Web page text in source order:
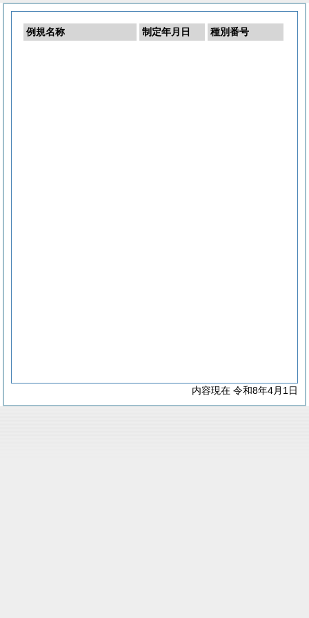
例規名称 制定年月日 種別番号
内容現在 令和8年4月1日